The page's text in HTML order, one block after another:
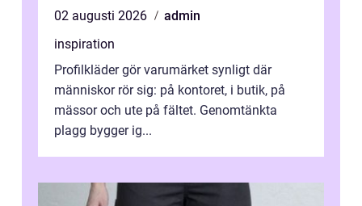
02 augusti 2026
admin
inspiration
Profilkläder gör varumärket synligt där
människor rör sig: på kontoret, i butik, på
mässor och ute på fältet. Genomtänkta
plagg bygger ig...